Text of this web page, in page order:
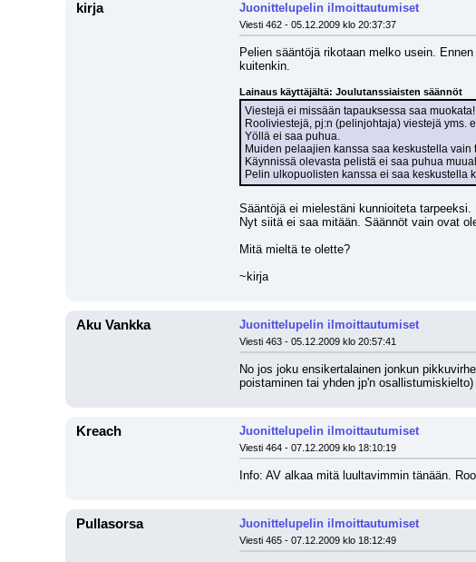
kirja Juonittelupelin ilmoittautumiset
Viesti 462 - 05.12.2009 klo 20:37:37
Pelien sääntöjä rikotaan melko usein.
kuitenkin.
Lainaus käyttäjältä: Joulutanssiaisten säännöt
Viestejä ei missään tapauksessa saa
Rooliviestejä, pj:n (pelinjohtaja) viestejä yms.
Yöllä ei saa puhua.
Muiden pelaajien kanssa saa keskustella
Käynnissä olevasta pelistä ei saa puhua
Pelin ulkopuolisten kanssa ei saa keskustella
Sääntöjä ei mielestäni kunnioiteta
Nyt siitä ei saa mitään. Säännöt vain ovat
Mitä mieltä te olette?
~kirja
Aku Vankka Juonittelupelin ilmoittautumiset
Viesti 463 - 05.12.2009 klo 20:57:41
No jos joku ensikertalainen jonkun
poistaminen tai yhden jp'n osallistumiskielto)
Kreach Juonittelupelin ilmoittautumiset
Viesti 464 - 07.12.2009 klo 18:10:19
Info: AV alkaa mitä luultavimmin tänään.
Pullasorsa Juonittelupelin ilmoittautumiset
Viesti 465 - 07.12.2009 klo 18:12:49